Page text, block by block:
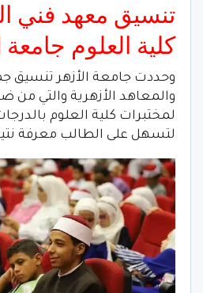
تنسيق معهد فني
كلية العلوم جامعة
وحددت جامعة الأزهر تنسيق
والمعاهد الأزهرية والتي من
لمختبرات كلية العلوم
لتسهل على الطالب معرفة